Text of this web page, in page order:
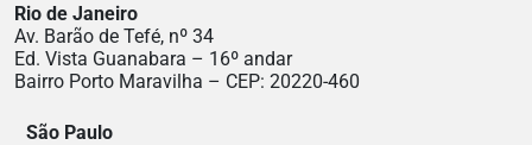
Rio de Janeiro
Av. Barão de Tefé, nº 34
Ed. Vista Guanabara – 16º andar
Bairro Porto Maravilha – CEP: 20220-460
São Paulo